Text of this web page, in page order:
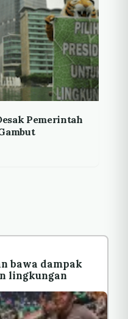
Pemerintah
bawa dampak
lingkungan